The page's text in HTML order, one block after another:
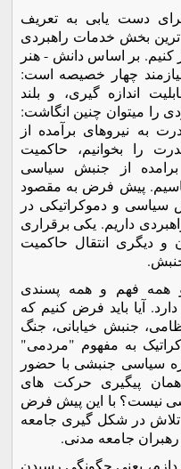
دست یابی به تعریف
ترین بخش خدمات راهبردی
بر اساس دانش - هنر
چهار خصیصه است:
اندازه گیری، و بلند
را میتوان چنین انگاشت:
به نیروهای برآمده از
را بخوانیم، حاکمیت
از جنبش سیاسی
پیش فرض به مقصود
و دموکراتیکی در
داریم. یکی برقراری
و دیگری انتقال حاکمیت
و همه فهم و همه پسندی
آیا باید فرض کنیم که
جنبش خیابانی، جنگ
به مفهوم "مردمی"
سیاسی جنبشی با حضور
پیگیری حرکت های
نیست؟ با این پیش فرض
در شکل گیری جامعه
جامعه مدنی.
یعنی چگونگی رسیدن